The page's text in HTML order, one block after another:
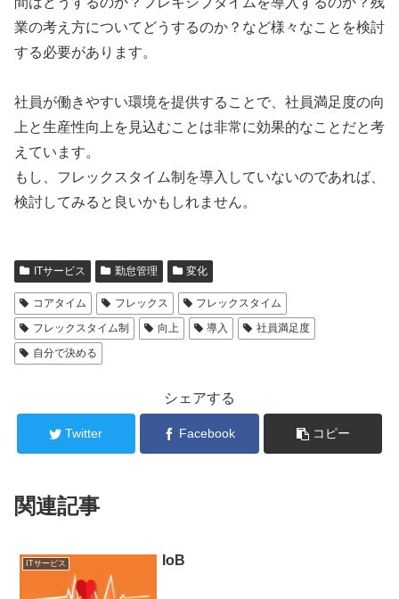
業の考え方についてどうするのか？など様々なことを検討
する必要があります。
社員が働きやすい環境を提供することで、社員満足度の向
上と生産性向上を見込むことは非常に効果的なことだと考
えています。
もし、フレックスタイム制を導入していないのであれば、
検討してみると良いかもしれません。
ITサービス 勤怠管理 変化
コアタイム フレックス
フレックスタイム
フレックスタイム制
向上 導入
社員満足度
自分で決める
シェアする
Twitter Facebook コピー
関連記事
ITサービス IoB